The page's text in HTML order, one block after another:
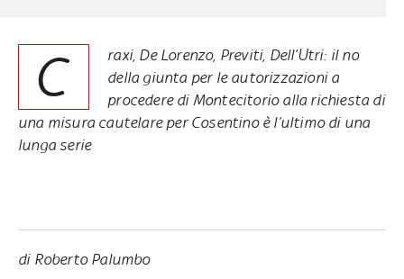
C
raxi, De Lorenzo, Previti, Dell’Utri: il no
della giunta per le autorizzazioni a
procedere di Montecitorio alla richiesta di
una misura cautelare per Cosentino è l’ultimo di una
lunga serie
di Roberto Palumbo